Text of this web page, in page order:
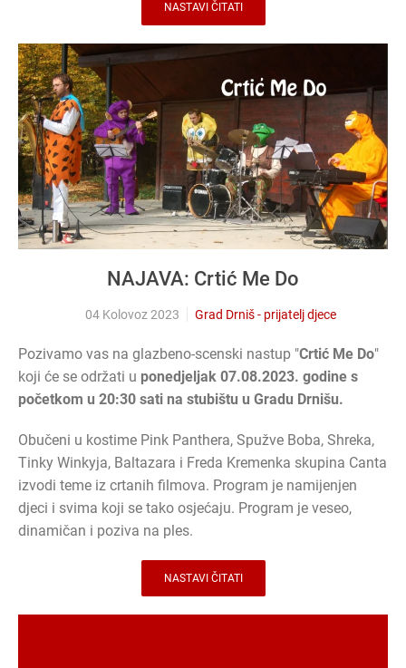
NASTAVI ČITATI
NAJAVA: Crtić Me Do
04 Kolovoz 2023 Grad Drniš - prijatelj djece
Pozivamo vas na glazbeno-scenski nastup "Crtić Me Do"
koji će se održati u ponedjeljak 07.08.2023. godine s
početkom u 20:30 sati na stubištu u Gradu Drnišu.
Obučeni u kostime Pink Panthera, Spužve Boba, Shreka,
Tinky Winkyja, Baltazara i Freda Kremenka skupina Canta
izvodi teme iz crtanih filmova. Program je namijenjen
djeci i svima koji se tako osjećaju. Program je veseo,
dinamičan i poziva na ples.
NASTAVI ČITATI